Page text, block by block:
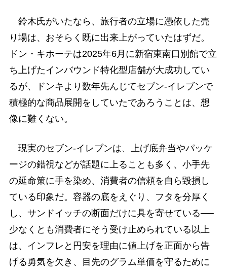
鈴木氏がいたなら、旅行者の立場に憑依した売
り場は、おそらく既に出来上がっていたはずだ。
ドン・キホーテは2025年6月に新宿東南口別館で立
ち上げたインバウンド特化型店舗が大成功してい
るが、ドンキより数年先んじてセブン-イレブンで
積極的な商品展開をしていたであろうことは、想
像に難くない。
現実のセブン-イレブンは、上げ底弁当やパッケ
ージの錯視などが話題に上ることも多く、小手先
の延命策に手を染め、消費者の信頼を自ら毀損し
ている印象だ。容器の底をえぐり、フタを分厚く
し、サンドイッチの断面だけに具を寄せている──
少なくとも消費者にそう受け止められている以上
は、インフレと円安を理由に値上げを正面から告
げる勇気を欠き、目先のグラム単価を守るために